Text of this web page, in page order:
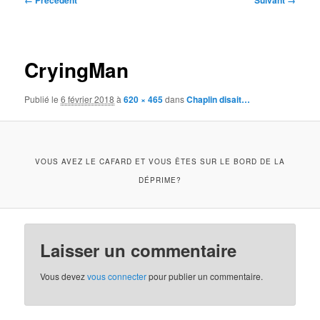
CryingMan
Publié le6 février 2018 à620 × 465dansChaplin disait…
VOUS AVEZ LE CAFARD ET VOUS ÊTES SUR LE BORD DE LA
DÉPRIME?
Laisser un commentaire
Vous devezvous connecterpour publier un commentaire.